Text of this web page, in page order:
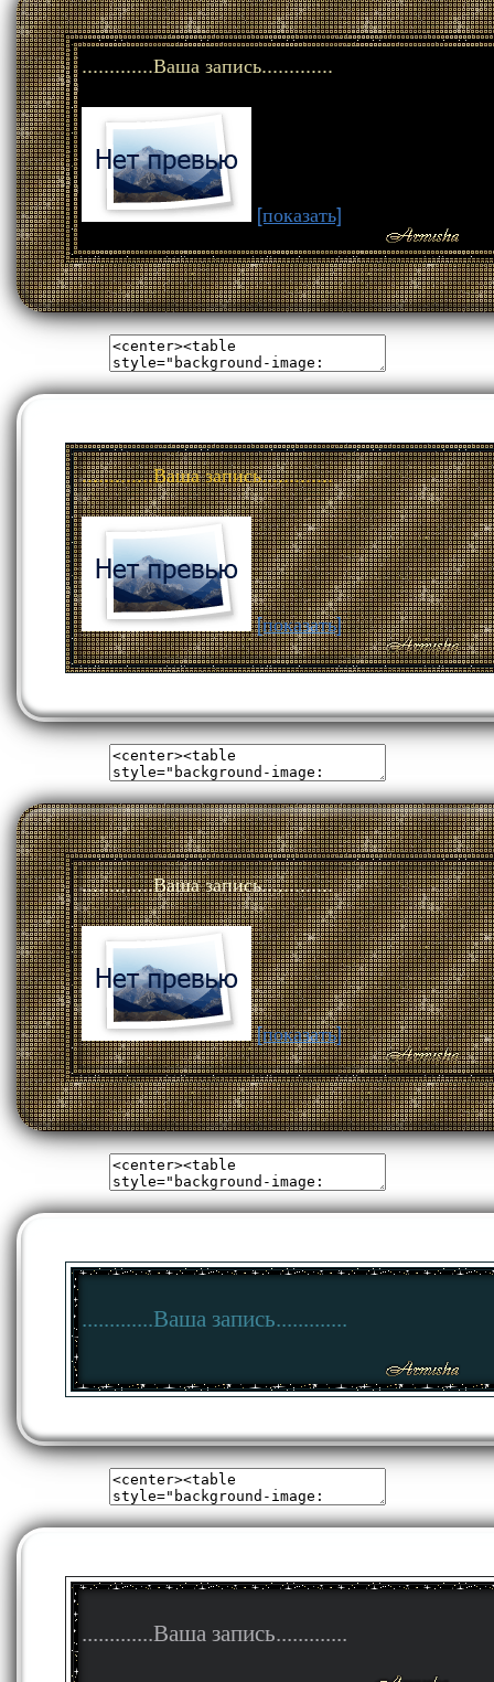
.............Ваша запись.............
[показать]
.............Ваша запись.............
[показать]
.............Ваша запись.............
[показать]
.............Ваша запись.............
.............Ваша запись.............